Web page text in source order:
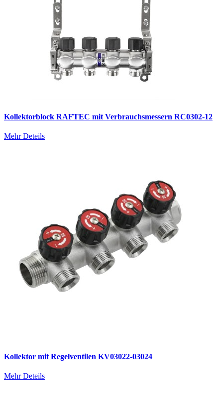
Kollektorblock RAFTEC mit Verbrauchsmessern RC0302-12
Mehr Deteils
Kollektor mit Regelventilen KV03022-03024
Mehr Deteils